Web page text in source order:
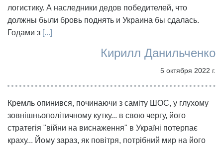
логистику. А наследники дедов победителей, что
должны были бровь поднять и Украина бы сдалась.
Годами з [...]
Кирилл Данильченко
5 октября 2022 г.
Кремль опинився, починаючи з саміту ШОС, у глухому
зовнішньополітичному кутку... в свою чергу, його
стратегія "війни на виснаження" в Україні потерпає
краху... Йому зараз, як повітря, потрібний мир на його